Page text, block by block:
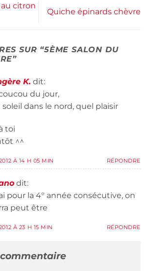
citron
Quiche épinards chèvre
SUR “5ÈME SALON DU
”
K. dit:
du jour,
soleil dans le nord, quel plaisir
toi
^^
À 14 H 05 MIN RÉPONDRE
dit:
pour la 4° année consécutive, on
peut être
À 23 H 15 MIN RÉPONDRE